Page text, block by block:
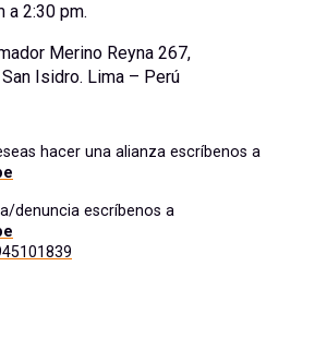
a 2:30 pm.
Merino Reyna 267,
Isidro. Lima – Perú
hacer una alianza escríbenos a
denuncia escríbenos a